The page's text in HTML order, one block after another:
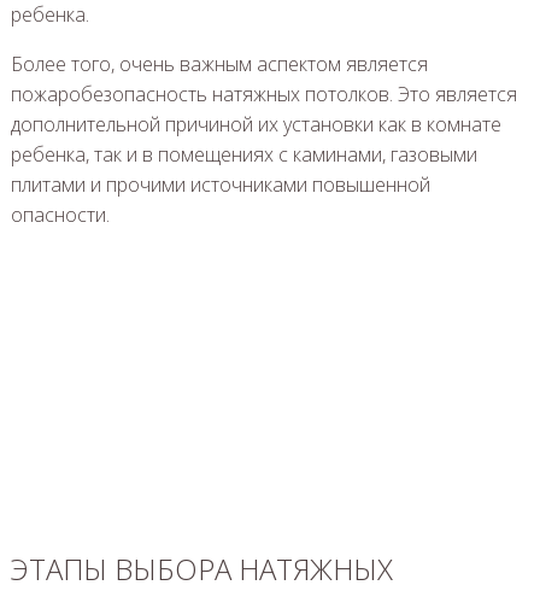
ребенка.
Более того, очень важным аспектом является
пожаробезопасность натяжных потолков. Это является
дополнительной причиной их установки как в комнате
ребенка, так и в помещениях с каминами, газовыми
плитами и прочими источниками повышенной
опасности.
ЭТАПЫ ВЫБОРА НАТЯЖНЫХ